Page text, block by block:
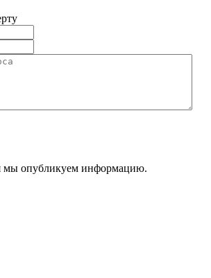
мы опубликуем информацию.